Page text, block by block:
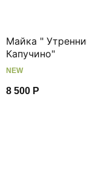
Майка "
Капучино"
NEW
8 500 Р